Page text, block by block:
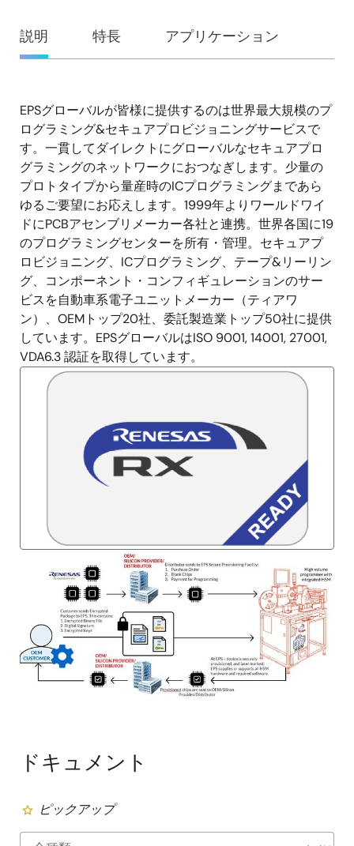
概
要
説明 特長 アプリケーション
説
明
EPSグローバルが皆様に提供するのは世界最大規模のプ
ログラミング&セキュアプロビジョニングサービスで
す。一貫してダイレクトにグローバルなセキュアプロ
グラミングのネットワークにおつなぎします。少量の
プロトタイプから量産時のICプログラミングまであら
ゆるご要望にお応えします。​1999年よりワールドワイ
ドにPCBアセンブリメーカー各社と連携。世界各国に19
のプログラミングセンターを所有・管理。セキュアプ
ロビジョニング、ICプログラミング、テープ&リーリン
グ、コンポーネント・コンフィギュレーションのサー
ビスを自動車系電子ユニットメーカー（ティアワ
ン）、OEMトップ20社、委託製造業トップ50社に提供
しています。EPSグローバルはISO 9001, 14001, 27001,
VDA6.3 認証を取得しています。
ドキュメント
ピックアップ